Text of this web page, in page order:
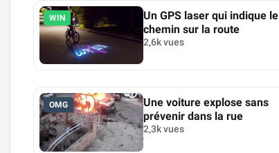
WIN
Un GPS laser qui indique le
chemin sur la route
2,6k vues
OMG
Une voiture explose sans
prévenir dans la rue
2,3k vues